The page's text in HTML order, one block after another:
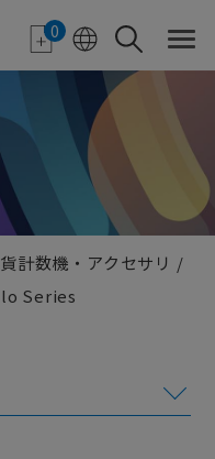
0
計数機・アクセサリ
Series